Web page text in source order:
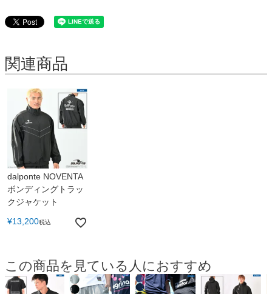
関連商品
dalponte NOVENTA
ボンディングトラッ
クジャケット
¥13,200税込
この商品を見ている人におすすめ